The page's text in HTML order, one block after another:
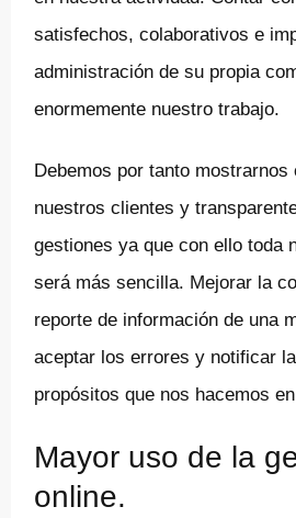
satisfechos, colaborativos e
administración de su propia
enormemente nuestro trabajo.
Debemos por tanto mostrarnos
nuestros clientes y
gestiones ya que con ello toda
será más sencilla. Mejorar la
reporte de información de una
aceptar los errores y notificar
propósitos que nos hacemos
Mayor uso de la
online.